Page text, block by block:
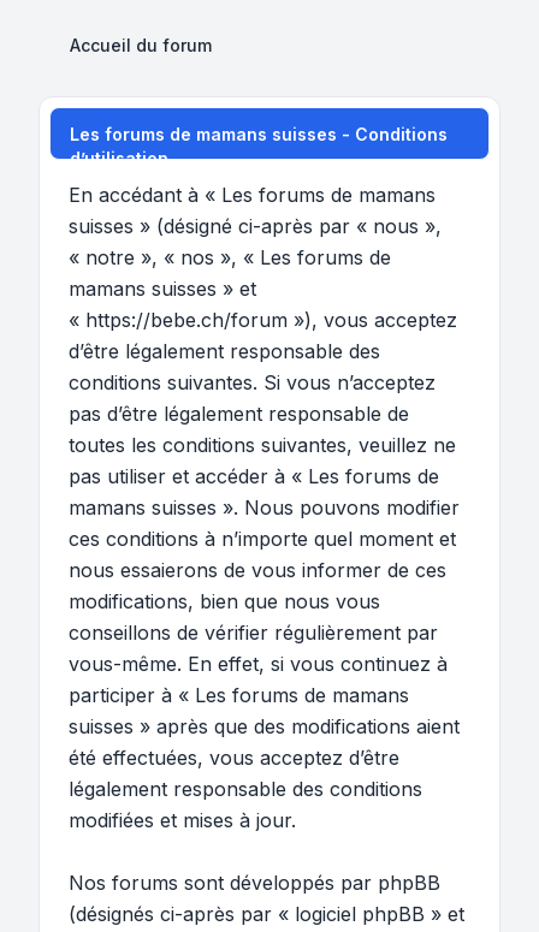
Accueil du forum
Les forums de mamans suisses - Conditions
d’utilisation
En accédant à « Les forums de mamans
suisses » (désigné ci-après par « nous »,
« notre », « nos », « Les forums de
mamans suisses » et
« https://bebe.ch/forum »), vous acceptez
d’être légalement responsable des
conditions suivantes. Si vous n’acceptez
pas d’être légalement responsable de
toutes les conditions suivantes, veuillez ne
pas utiliser et accéder à « Les forums de
mamans suisses ». Nous pouvons modifier
ces conditions à n’importe quel moment et
nous essaierons de vous informer de ces
modifications, bien que nous vous
conseillons de vérifier régulièrement par
vous-même. En effet, si vous continuez à
participer à « Les forums de mamans
suisses » après que des modifications aient
été effectuées, vous acceptez d’être
légalement responsable des conditions
modifiées et mises à jour.
Nos forums sont développés par phpBB
(désignés ci-après par « logiciel phpBB » et